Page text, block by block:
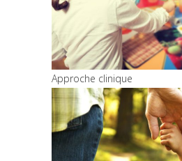
Approche clinique